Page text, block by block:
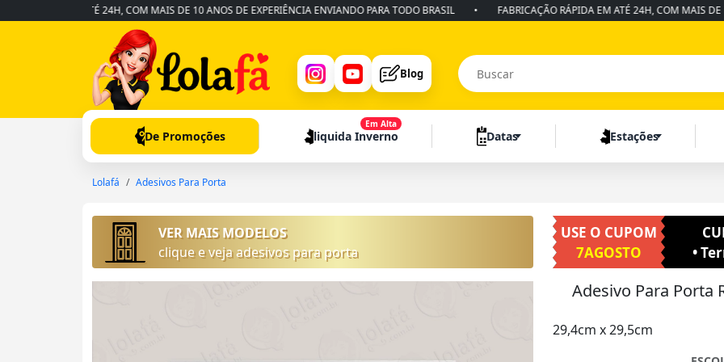
EM ATÉ 24H, COM MAIS DE 10 ANOS DE EXPERIÊNCIA ENVIANDO PARA TODO BRASIL • FABRICAÇÃO RÁPIDA EM ATÉ 24H, COM MAIS DE 10
Blog
De Promoções liquida Inverno
Em Alta
Datas Estações
Lolafá Adesivos Para Porta
USE O CUPOM
7AGOSTO
•
VER MAIS MODELOS
clique e veja adesivos para porta
Adesivo Para Porta
29,4cm x 29,5cm